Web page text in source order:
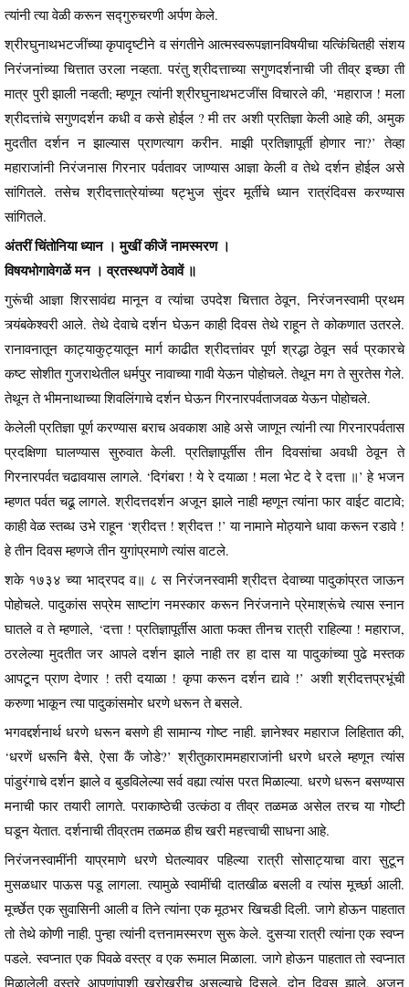
त्यांनी त्या वेळी करून सद्गुरुचरणी अर्पण केले.
श्रीरघुनाथभटजींच्या कृपादृष्टीने व संगतीने आत्मस्वरूपज्ञानविषयीचा यत्किंचितही संशय
निरंजनांच्या चित्तात उरला नव्हता. परंतु श्रीदत्ताच्या सगुणदर्शनाची जी तीव्र इच्छा ती
मात्र पुरी झाली नव्हती; म्हणून त्यांनी श्रीरघुनाथभटजींस विचारले की, ‘महाराज ! मला
श्रीदत्तांचे सगुणदर्शन कधी व कसे होईल ? मी तर अशी प्रतिज्ञा केली आहे की, अमुक
मुदतीत दर्शन न झाल्यास प्राणत्याग करीन. माझी प्रतिज्ञापूर्ती होणार ना?’ तेव्हा
महाराजांनी निरंजनास गिरनार पर्वतावर जाण्यास आज्ञा केली व तेथे दर्शन होईल असे
सांगितले. तसेच श्रीदत्तात्रेयांच्या षट्भुज सुंदर मूर्तीचे ध्यान रात्रंदिवस करण्यास
सांगितले.
अंतरीं चिंतोनिया ध्यान । मुखीं कीजें नामस्मरण ।
विषयभोगावेगळें मन । व्रतस्थपणें ठेवावें ॥
गुरूंची आज्ञा शिरसावंद्य मानून व त्यांचा उपदेश चित्तात ठेवून, निरंजनस्वामी प्रथम
त्र्यंबकेश्वरी आले. तेथे देवाचे दर्शन घेऊन काही दिवस तेथे राहून ते कोकणात उतरले.
रानावनातून काट्याकुट्यातून मार्ग काढीत श्रीदत्तांवर पूर्ण श्रद्धा ठेवून सर्व प्रकारचे
कष्ट सोशीत गुजराथेतील धर्मपुर नावाच्या गावी येऊन पोहोचले. तेथून मग ते सुरतेस गेले.
तेथून ते भीमनाथाच्या शिवलिंगाचे दर्शन घेऊन गिरनारपर्वताजवळ येऊन पोहोचले.
केलेली प्रतिज्ञा पूर्ण करण्यास बराच अवकाश आहे असे जाणून त्यांनी त्या गिरनारपर्वतास
प्रदक्षिणा घालण्यास सुरुवात केली. प्रतिज्ञापूर्तीस तीन दिवसांचा अवधी ठेवून ते
गिरनारपर्वत चढावयास लागले. ‘दिगंबरा ! ये रे दयाळा ! मला भेट दे रे दत्ता ॥’ हे भजन
म्हणत पर्वत चढू लागले. श्रीदत्तदर्शन अजून झाले नाही म्हणून त्यांना फार वाईट वाटावे;
काही वेळ स्तब्ध उभे राहून ‘श्रीदत्त ! श्रीदत्त !’ या नामाने मोठ्याने धावा करून रडावे !
हे तीन दिवस म्हणजे तीन युगांप्रमाणे त्यांस वाटले.
शके १७३४ च्या भाद्रपद व॥ ८ स निरंजनस्वामी श्रीदत्त देवाच्या पादुकांप्रत जाऊन
पोहोचले. पादुकांस सप्रेम साष्टांग नमस्कार करून निरंजनाने प्रेमाश्रूंचे त्यास स्नान
घातले व ते म्हणाले, ‘दत्ता ! प्रतिज्ञापूर्तीस आता फक्त तीनच रात्री राहिल्या ! महाराज,
ठरलेल्या मुदतीत जर आपले दर्शन झाले नाही तर हा दास या पादुकांच्या पुढे मस्तक
आपटून प्राण देणार ! तरी दयाळा ! कृपा करून दर्शन द्यावे !’ अशी श्रीदत्तप्रभूंची
करुणा भाकून त्या पादुकांसमोर धरणे धरून ते बसले.
भगवद्दर्शनार्थ धरणे धरून बसणे ही सामान्य गोष्ट नाही. ज्ञानेश्वर महाराज लिहितात की,
‘धरणें धरूनि बैसे, ऐसा कैं जोडे?’ श्रीतुकाराममहाराजांनी धरणे धरले म्हणून त्यांस
पांडुरंगाचे दर्शन झाले व बुडविलेल्या सर्व वह्या त्यांस परत मिळाल्या. धरणे धरून बसण्यास
मनाची फार तयारी लागते. पराकाष्ठेची उत्कंठा व तीव्र तळमळ असेल तरच या गोष्टी
घडून येतात. दर्शनाची तीव्रतम तळमळ हीच खरी महत्त्वाची साधना आहे.
निरंजनस्वामींनी याप्रमाणे धरणे घेतल्यावर पहिल्या रात्री सोसाट्याचा वारा सुटून
मुसळधार पाऊस पडू लागला. त्यामुळे स्वामींची दातखीळ बसली व त्यांस मूर्च्छा आली.
मूर्च्छेत एक सुवासिनी आली व तिने त्यांना एक मूठभर खिचडी दिली. जागे होऊन पाहतात
तो तेथे कोणी नाही. पुन्हा त्यांनी दत्तनामस्मरण सुरू केले. दुसऱ्या रात्री त्यांना एक स्वप्न
पडले. स्वप्नात एक पिवळे वस्त्र व एक रूमाल मिळाला. जागे होऊन पाहतात तो स्वप्नात
मिळालेली वस्त्रे आपणांपाशी खरोखरीच असल्याचे दिसले. दोन दिवस झाले, अजून